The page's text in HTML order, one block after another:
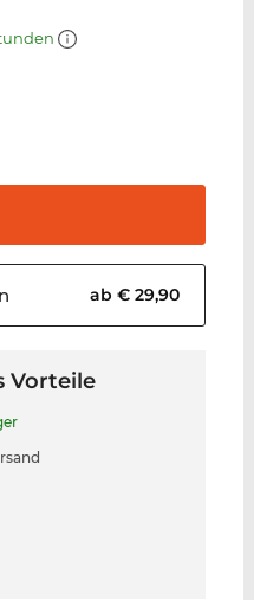
ab € 29,90
Vorteile